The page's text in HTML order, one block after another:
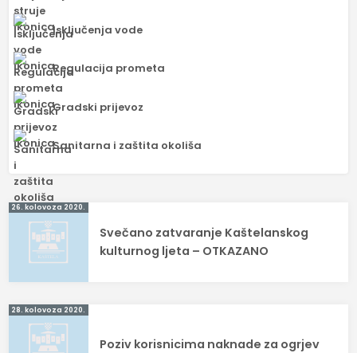
Isključenja vode
Regulacija prometa
Gradski prijevoz
Sanitarna i zaštita okoliša
Navigacija
objava
26. kolovoza 2020.
Svečano zatvaranje Kaštelanskog
kulturnog ljeta – OTKAZANO
28. kolovoza 2020.
Poziv korisnicima naknade za ogrjev